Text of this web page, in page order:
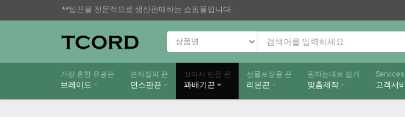
**팁끈을 전문적으로 생산판매하는 쇼핑몰입니다.
가장 흔한 유광끈
브레이드
면재질의 끈
면스판끈
꼬아서 만든 끈
꽈배기끈
선물포장용 끈
리본끈
원하는대로 쉽게
맞춤제작
Services
고객서